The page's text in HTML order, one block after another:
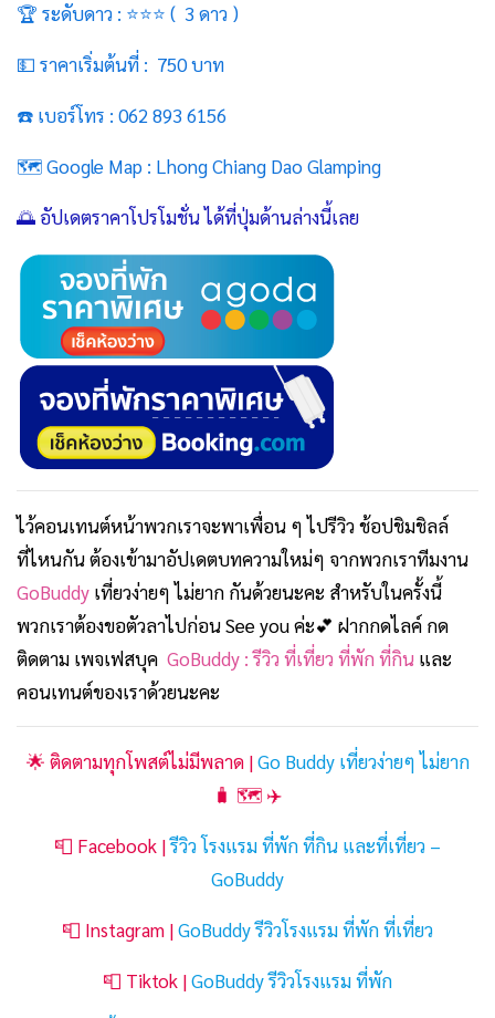
🏆 ระดับดาว : ⭐⭐⭐ ( 3 ดาว )
💵 ราคาเริ่มต้นที่ : 750 บาท
☎️ เบอร์โทร : 062 893 6156
🗺️ Google Map : Lhong Chiang Dao Glamping
🌅 อัปเดตราคาโปรโมชั่น ได้ที่ปุ่มด้านล่างนี้เลย
ไว้คอนเทนต์หน้าพวกเราจะพาเพื่อน ๆ ไปรีวิว ช้อปชิมชิลล์
ที่ไหนกัน ต้องเข้ามาอัปเดตบทความใหม่ๆ จากพวกเราทีมงาน
GoBuddy เที่ยวง่ายๆ ไม่ยาก กันด้วยนะคะ สำหรับในครั้งนี้
พวกเราต้องขอตัวลาไปก่อน See youค่ะ💕 ฝากกดไลค์ กด
ติดตาม เพจเฟสบุค GoBuddy : รีวิว ที่เที่ยว ที่พัก ที่กิน และ
คอนเทนต์ของเราด้วยนะคะ
🌟 ติดตามทุกโพสต์ไม่มีพลาด |Go Buddy เที่ยวง่ายๆ ไม่ยาก
🧳 🗺️ ✈️
📮 Facebook |รีวิว โรงแรม ที่พัก ที่กิน และที่เที่ยว –
GoBuddy
📮 Instagram |GoBuddy รีวิวโรงแรม ที่พัก ที่เที่ยว
📮 Tiktok |GoBuddy รีวิวโรงแรม ที่พัก